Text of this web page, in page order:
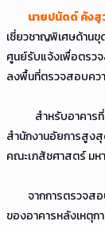
นายปนัดด์ คังสุ
เชี่ยวชาญพิเศษด้านขุ
ศูนย์รับแจ้งเพื่อตรว
ลงพื้นที่ตรวจสอบคว
สำหรับอาคารที่บริ
สำนักงานอัยการสูง
คณะเภสัชศาสตร์ มห
จากการตรวจสอบ
ของอาคารหลังเหตุก